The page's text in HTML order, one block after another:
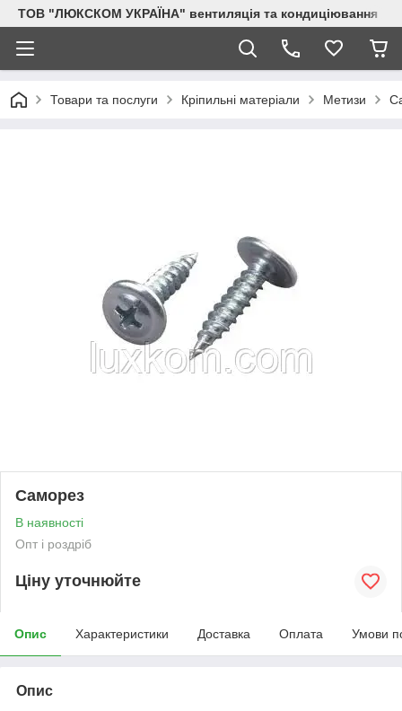
ТОВ "ЛЮКСКОМ УКРАЇНА" вентиляція та кондиціювання
Товари та послуги Кріпильні матеріали Метизи
Саморез
В наявності
Опт і роздріб
Ціну уточнюйте
Опис Характеристики Доставка Оплата Умови
Опис